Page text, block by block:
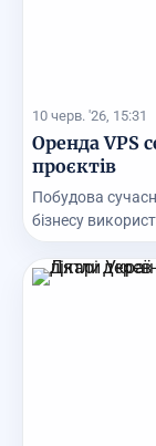
10 черв. '26, 15:31
Оренда VPS
проєктів
Побудова
бізнесу